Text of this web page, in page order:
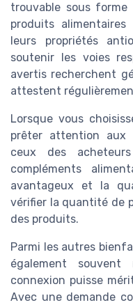
trouvable sous forme
produits
leurs propriétés
soutenir les voies
avertis recherchent
attestent
Lorsque vous
prêter attention aux
ceux des
compléments
avantageux et la
vérifier la quantité de
des produits.
Parmi les autres
également
connexion puisse
Avec une demande